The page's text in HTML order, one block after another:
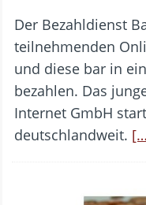
Der Bezahldienst
teilnehmenden
und diese bar in
bezahlen. Das
Internet GmbH
deutschlandweit.